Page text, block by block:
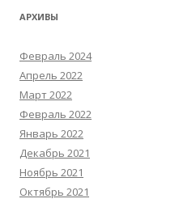
АРХИВЫ
Февраль 2024
Апрель 2022
Март 2022
Февраль 2022
Январь 2022
Декабрь 2021
Ноябрь 2021
Октябрь 2021